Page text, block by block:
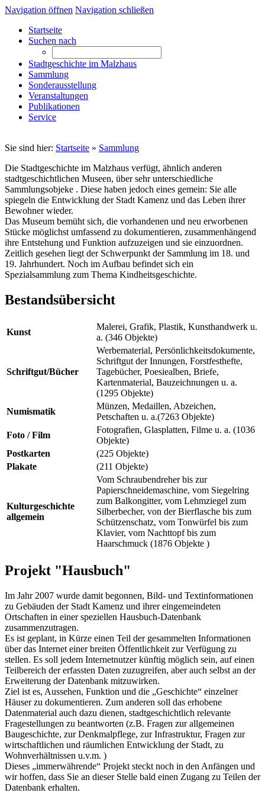
Navigation öffnen Navigation schließen
Startseite
Suchen nach
Stadtgeschichte im Malzhaus
Sammlung
Sonderausstellung
Veranstaltungen
Publikationen
Service
Sie sind hier: Startseite » Sammlung
Die Stadtgeschichte im Malzhaus verfügt, ähnlich anderen
stadtgeschichtlichen Museen, über sehr unterschiedliche
Sammlungsobjeke . Diese haben jedoch eines gemein: Sie alle
spiegeln die Entwicklung der Stadt Kamenz und das Leben ihrer
Bewohner wieder.
Das Museum bemüht sich, die vorhandenen und neu erworbenen
Stücke möglichst umfassend zu dokumentieren, zusammenhängend
ihre Entstehung und Funktion aufzuzeigen und sie einzuordnen.
Zeitlich gesehen liegt der Schwerpunkt der Sammlung im 18. und
19. Jahrhundert. Noch im Aufbau befindet sich ein
Spezialsammlung zum Thema Kindheitsgeschichte.
Bestandsübersicht
Kunst
Malerei, Grafik, Plastik, Kunsthandwerk u.
a. (346 Objekte)
Schriftgut/Bücher
Werbematerial, Persönlichkeitsdokumente,
Schriftgut der Innungen, Forstfesthefte,
Tagebücher, Poesiealben, Briefe,
Kartenmaterial, Bauzeichnungen u. a.
(1295 Objekte)
Numismatik
Münzen, Medaillen, Abzeichen,
Petschaften u. a.(7263 Objekte)
Foto / Film
Fotografien, Glasplatten, Filme u. a. (1036
Objekte)
Postkarten
(225 Objekte)
Plakate
(211 Objekte)
Kulturgeschichte
allgemein
Vom Schraubendreher bis zur
Papierschneidemaschine, vom Siegelring
zum Balkongitter, vom Lehmziegel zum
Silberbecher, von der Bierflasche bis zum
Schützenschatz, vom Tonwürfel bis zum
Klavier, vom Nachttopf bis zum
Haarschmuck (1876 Objekte )
Projekt "Hausbuch"
Im Jahr 2007 wurde damit begonnen, Bild- und Textinformationen
zu Gebäuden der Stadt Kamenz und ihrer eingemeindeten
Ortschaften in einer speziellen Hausbuch-Datenbank
zusammenzutragen.
Es ist geplant, in Kürze einen Teil der gesammelten Informationen
über das Internet einer breiten Öffentlichkeit zur Verfügung zu
stellen. Es soll jedem Internetnutzer künftig möglich sein, auf einen
Teilbereich der erfassten Daten zuzugreifen, aber auch selbst an der
Erweiterung der Datenbank mitzuwirken.
Ziel ist es, Aussehen, Funktion und die „Geschichte“ einzelner
Häuser zu dokumentieren. Zum anderen soll das erhobene
Datenmaterial auch dazu dienen, stadtgeschichtlich relevante
Fragestellungen zu beantworten (z.B. Fragen zur allgemeinen
Baugeschichte, zur Denkmalpflege, zur Infrastruktur, Fragen zur
wirtschaftlichen und räumlichen Entwicklung der Stadt, zu
Wohnverhältnissen u.v.m. )
Dieses „immerwährende“ Projekt steckt noch in den Anfängen und
wir hoffen, dass Sie an dieser Stelle bald einen Zugang zu Teilen der
Datenbank erhalten.